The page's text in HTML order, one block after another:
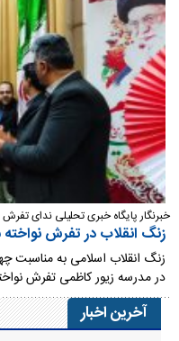
خبرنگار پایگاه خبری تحلیلی ندای
زنگ انقلاب در تفرش
زنگ انقلاب اسلامی به مناسبت
در مدرسه زیور کاظمی تفرش
آخرین اخبار